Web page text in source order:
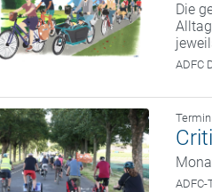
Die
ADFC
Termin
ADFC-